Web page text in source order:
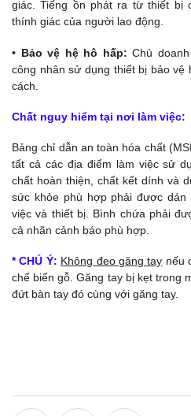
giác. Tiếng ồn phát ra từ thiết bị
thính giác của người lao động.
• Bảo vệ hệ hô hấp: Chủ
công nhân sử dụng thiết bị bảo vệ
cách.
Chất nguy hiểm tại nơi làm việc:
Bảng chỉ dẫn an toàn hóa chất
tất cả các địa điểm làm việc sử
chất hoàn thiện, chất kết dính và
sức khỏe phù hợp phải được
việc và thiết bị. Bình chứa phải
cả nhãn cảnh báo phù hợp.
* CHÚ Ý: Không đeo găng tay nếu
chế biến gỗ. Găng tay bị kẹt trong
đứt bàn tay đó cùng với găng tay.